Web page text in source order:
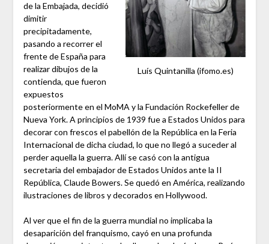
Luís Quintanilla (ifomo.es)
de la Embajada, decidió
dimitir
precipitadamente,
pasando a recorrer el
frente de España para
realizar dibujos de la
contienda, que fueron
expuestos
posteriormente en el MoMA y la Fundación Rockefeller de
Nueva York. A principios de 1939 fue a Estados Unidos para
decorar con frescos el pabellón de la República en la Feria
Internacional de dicha ciudad, lo que no llegó a suceder al
perder aquella la guerra. Allí se casó con la antigua
secretaria del embajador de Estados Unidos ante la II
República, Claude Bowers. Se quedó en América, realizando
ilustraciones de libros y decorados en Hollywood.
Al ver que el fin de la guerra mundial no implicaba la
desaparición del franquismo, cayó en una profunda